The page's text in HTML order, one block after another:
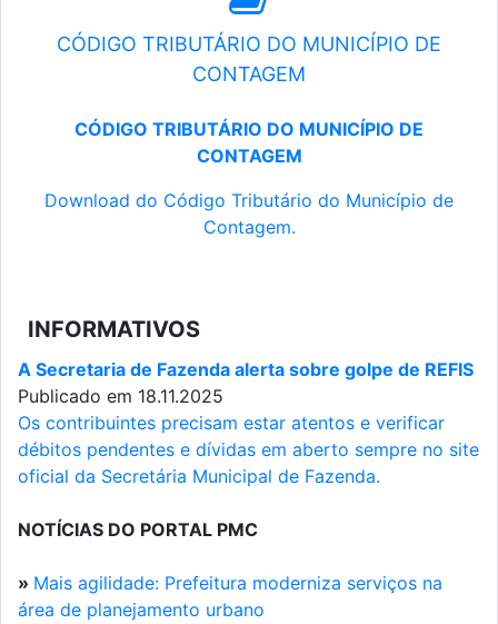
CÓDIGO TRIBUTÁRIO DO MUNICÍPIO DE
CONTAGEM
CÓDIGO TRIBUTÁRIO DO MUNICÍPIO DE
CONTAGEM
Download do Código Tributário do Município de
Contagem.
INFORMATIVOS
A Secretaria de Fazenda alerta sobre golpe de REFIS
Publicado em 18.11.2025
Os contribuintes precisam estar atentos e verificar
débitos pendentes e dívidas em aberto sempre no site
oficial da Secretária Municipal de Fazenda.
NOTÍCIAS DO PORTAL PMC
» Mais agilidade: Prefeitura moderniza serviços na
área de planejamento urbano